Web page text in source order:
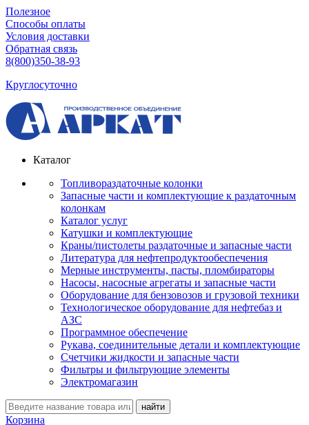
Полезное
Способы оплаты
Условия доставки
Обратная связь
8(800)350-38-93
Круглосуточно
Каталог
Топливораздаточные колонки
Запасные части и комплектующие к раздаточным
колонкам
Каталог услуг
Катушки и комплектующие
Краны/пистолеты раздаточные и запасные части
Литература для нефтепродуктообеспечения
Мерные инструменты, пасты, пломбираторы
Насосы, насосные агрегаты и запасные части
Оборудование для бензовозов и грузовой техники
Технологическое оборудование для нефтебаз и
АЗС
Программное обеспечение
Рукава, соединительные детали и комплектующие
Счетчики жидкости и запасные части
Фильтры и фильтрующие элементы
Электромагазин
Корзина